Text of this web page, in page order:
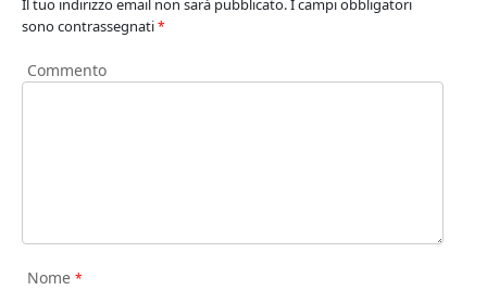
Il tuo indirizzo email non sarà pubblicato.I campi obbligatori
sono contrassegnati*
Commento
Nome *